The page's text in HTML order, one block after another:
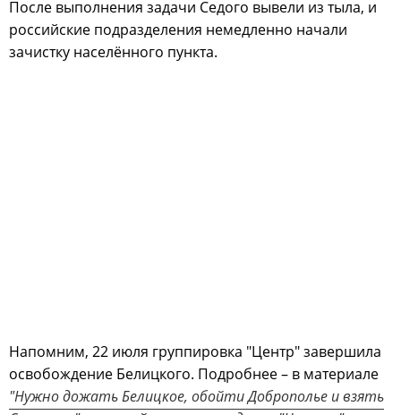
После выполнения задачи Седого вывели из тыла, и
российские подразделения немедленно начали
зачистку населённого пункта.
Напомним, 22 июля группировка "Центр" завершила
освобождение Белицкого. Подробнее – в материале
"Нужно дожать Белицкое, обойти Доброполье и взять